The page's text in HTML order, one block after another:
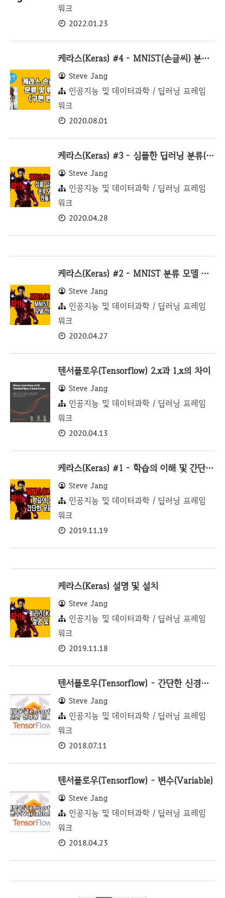
워크
2022.01.23
케라스(Keras) #4 - MNIST(손글씨) 분류 및 튜닝하기(구현 편)
Steve Jang
인공지능 및 데이터과학 / 딥러닝 프레임
워크
2020.08.01
케라스(Keras) #3 - 심플한 딥러닝 분류(classification) 모델 만들기
Steve Jang
인공지능 및 데이터과학 / 딥러닝 프레임
워크
2020.04.28
케라스(Keras) #2 - MNIST 분류 모델 만들기
Steve Jang
인공지능 및 데이터과학 / 딥러닝 프레임
워크
2020.04.27
텐서플로우(Tensorflow) 2.x과 1.x의 차이
Steve Jang
인공지능 및 데이터과학 / 딥러닝 프레임
워크
2020.04.13
케라스(Keras) #1 - 학습의 이해 및 간단한 방정식 풀이
Steve Jang
인공지능 및 데이터과학 / 딥러닝 프레임
워크
2019.11.19
케라스(Keras) 설명 및 설치
Steve Jang
인공지능 및 데이터과학 / 딥러닝 프레임
워크
2019.11.18
텐서플로우(Tensorflow) - 간단한 신경망 만들기
Steve Jang
인공지능 및 데이터과학 / 딥러닝 프레임
워크
2018.07.11
텐서플로우(Tensorflow) - 변수(Variable)
Steve Jang
인공지능 및 데이터과학 / 딥러닝 프레임
워크
2018.04.23